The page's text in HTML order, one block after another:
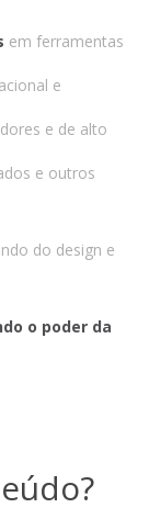
em ferramentas
e
e de alto
e outros
do design e
o poder da